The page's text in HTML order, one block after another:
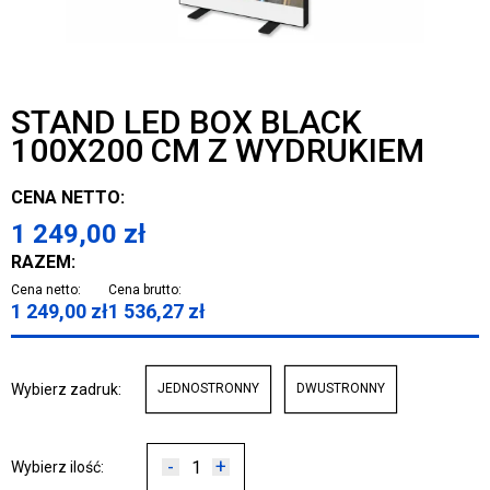
STAND LED BOX BLACK
100X200 CM Z WYDRUKIEM
CENA NETTO:
1 249,00 zł
RAZEM:
Cena netto:
1 249,00 zł
Cena brutto:
1 536,27 zł
Wybierz zadruk: JEDNOSTRONNY DWUSTRONNY
Wybierz ilość: - +